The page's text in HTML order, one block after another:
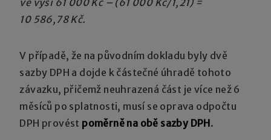
10 586,78 Kč.
V případě, že na původním dokladu byly dvě
sazby DPH a dojde k částečné úhradě tohoto
závazku, přičemž neuhrazená část je více než 6
měsíců po splatnosti, musí se oprava odpočtu
DPH provést poměrně na obě sazby DPH.